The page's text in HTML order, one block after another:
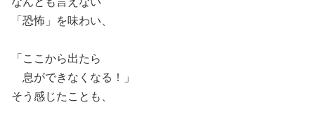
「恐怖」を味わい、
「ここから出たら
息ができなくなる！」
そう感じたことも、